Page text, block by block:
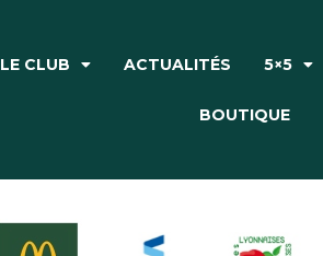
LE CLUB ACTUALITÉS 5×5
BOUTIQUE
Le Club
Partenaires